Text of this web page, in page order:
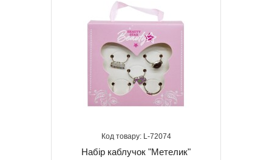
72074
Набір каблучок "Метелик"